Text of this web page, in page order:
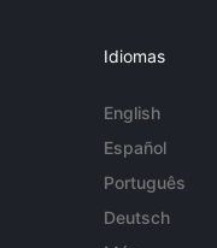
Idiomas
English
Español
Português
Deutsch